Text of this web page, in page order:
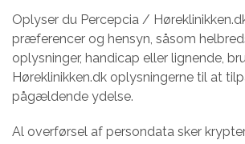
Oplyser du Percepcia /
præferencer og hensyn, såsom
oplysninger, handicap eller lignende,
Høreklinikken.dk oplysningerne til at
pågældende ydelse.
Al overførsel af persondata sker